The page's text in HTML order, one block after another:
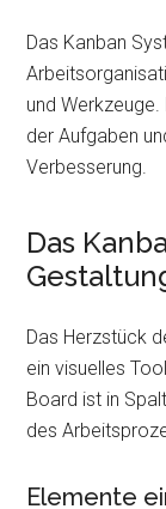
Das Kanban
und
der Aufgaben
Verbesserung.
Das
Das Herzstück
ein visuelles
Board ist in
des
Elemente